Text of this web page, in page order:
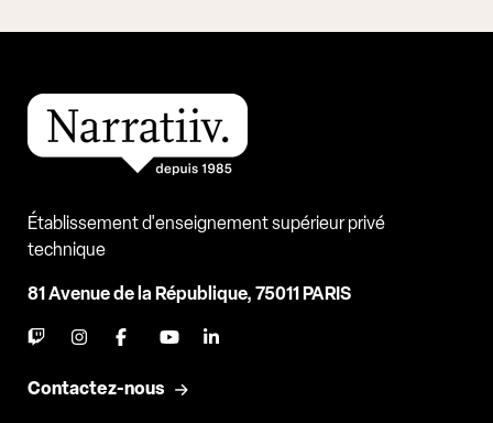
Établissement d'enseignement supérieur privé
technique
81 Avenue de la République, 75011 PARIS
Contactez-nous